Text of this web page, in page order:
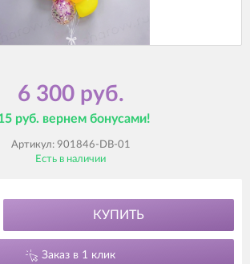
6 300 руб.
руб. вернем бонусами!
Артикул: 901846-DB-01
Есть в наличии
КУПИТЬ
Заказ в 1 клик